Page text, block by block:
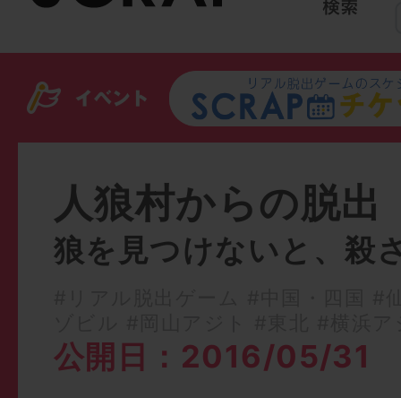
人狼村からの脱出
狼を見つけないと、殺
公開日：2016/05/31